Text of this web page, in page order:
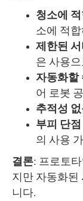
청소에
소에 적
제한된
은 사용
자동화할
어 로봇
추적성
부피 단점
의 사용
결론: 프로토
지만 자동화된
니다.